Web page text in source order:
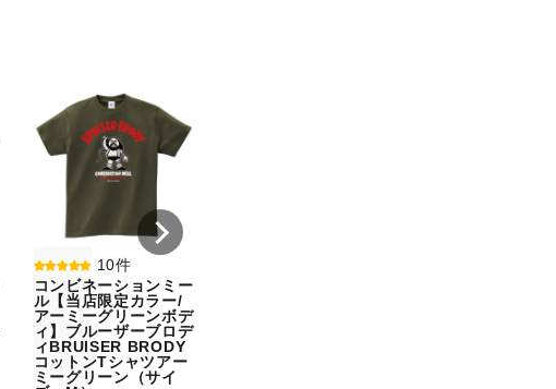
10件
コンビネーションミー
ル【当店限定カラー/
アーミーグリーンボデ
ィ】ブルーザーブロデ
ィBRUISER BRODY
コットンTシャツアー
ミーグリーン（サイ